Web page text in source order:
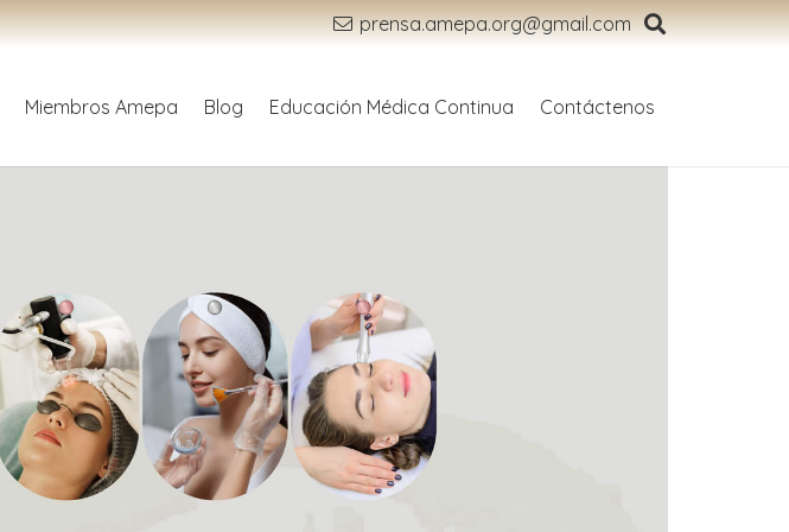
prensa.amepa.org@gmail.com
Miembros Amepa Blog Educación Médica Continua Contáctenos